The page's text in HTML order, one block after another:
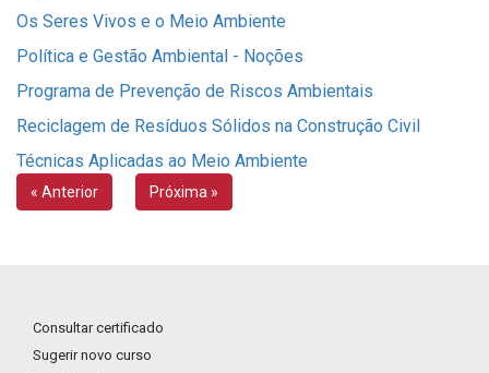
Os Seres Vivos e o Meio Ambiente
Política e Gestão Ambiental - Noções
Programa de Prevenção de Riscos Ambientais
Reciclagem de Resíduos Sólidos na Construção Civil
Técnicas Aplicadas ao Meio Ambiente
« Anterior Próxima »
Consultar certificado
Sugerir novo curso